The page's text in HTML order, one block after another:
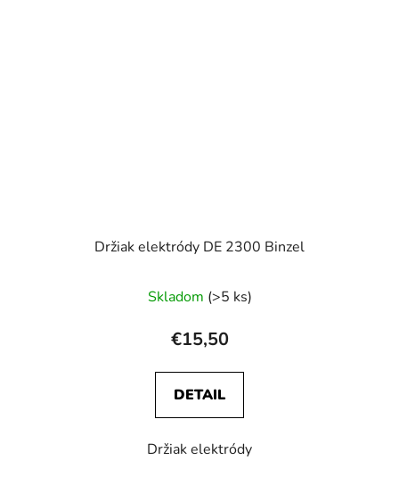
Držiak elektródy DE 2300 Binzel
Skladom (>5 ks)
€15,50
DETAIL
Držiak elektródy